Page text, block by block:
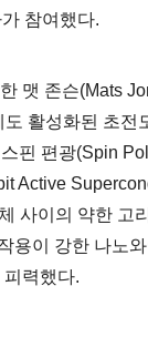
참여했다.
맷 존슨(Mats
도 활성화된 초전
핀 편광(Spin
Active
사이의 약한 고리
용이 강한 나노
피력했다.